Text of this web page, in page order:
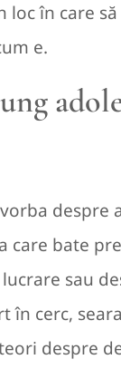
loc în care
e.
despre
care bate
sau
în cerc,
despre